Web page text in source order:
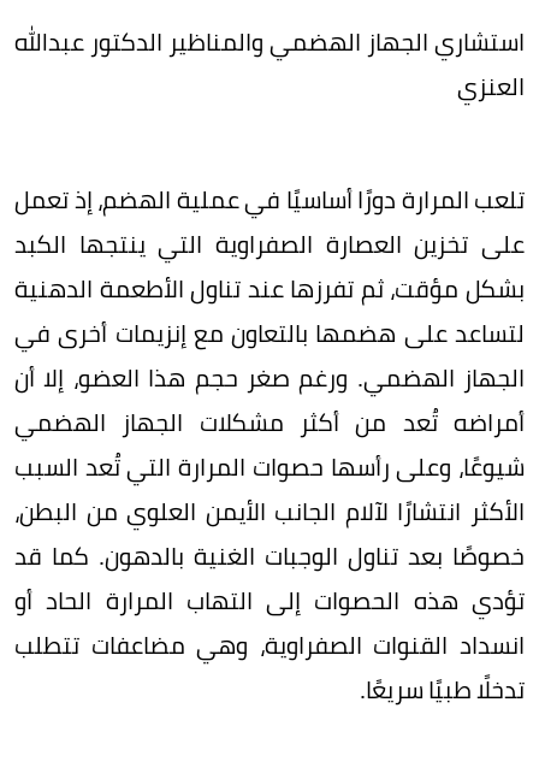
استشاري الجهاز الهضمي والمناظير الدكتور عبدالله
العنزي
تلعب المرارة دورًا أساسيًا في عملية الهضم، إذ تعمل
على تخزين العصارة الصفراوية التي ينتجها الكبد
بشكل مؤقت، ثم تفرزها عند تناول الأطعمة الدهنية
لتساعد على هضمها بالتعاون مع إنزيمات أخرى في
الجهاز الهضمي. ورغم صغر حجم هذا العضو، إلا أن
أمراضه تُعد من أكثر مشكلات الجهاز الهضمي
شيوعًا، وعلى رأسها حصوات المرارة التي تُعد السبب
الأكثر انتشارًا لآلام الجانب الأيمن العلوي من البطن،
خصوصًا بعد تناول الوجبات الغنية بالدهون. كما قد
تؤدي هذه الحصوات إلى التهاب المرارة الحاد أو
انسداد القنوات الصفراوية، وهي مضاعفات تتطلب
تدخلًا طبيًا سريعًا.